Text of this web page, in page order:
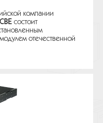
компании
состоит
отечественной